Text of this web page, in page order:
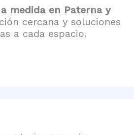
medida en Paterna y
cercana y soluciones
a cada espacio.